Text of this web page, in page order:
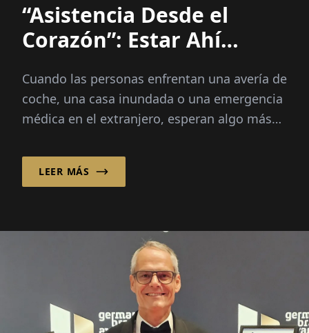
“Asistencia Desde el
Corazón”: Estar Ahí
Cuando las personas enfrentan una avería de
coche, una casa inundada o una emergencia
médica en el extranjero, esperan algo más
seguridad, guía...
LEER MÁS